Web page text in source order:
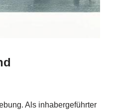
Als inhabergeführter